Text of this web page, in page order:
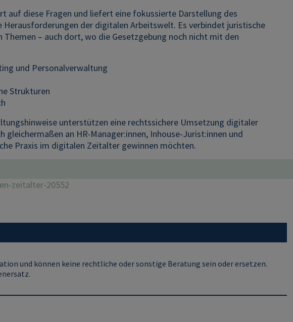
auf diese Fragen und liefert eine fokussierte Darstellung des
der digitalen Arbeitswelt. Es verbindet juristische
– auch dort, wo die Gesetzgebung noch nicht mit den
und Personalverwaltung
Strukturen
unterstützen eine rechtssichere Umsetzung digitaler
an HR‑Manager:innen, Inhouse‑Jurist:innen und
Praxis im digitalen Zeitalter gewinnen möchten.
zeitalter-20552
und können keine rechtliche oder sonstige Beratung sein oder ersetzen.